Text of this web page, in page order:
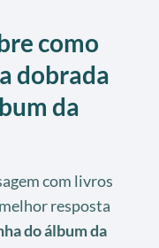
como
dobrada
da
com livros
resposta
do álbum da